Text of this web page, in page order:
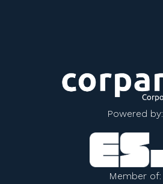
Powered by:
Member of: